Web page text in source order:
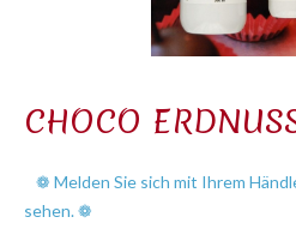
CHOCO
❁ Melden Sie sich mit Ihrem
sehen. ❁